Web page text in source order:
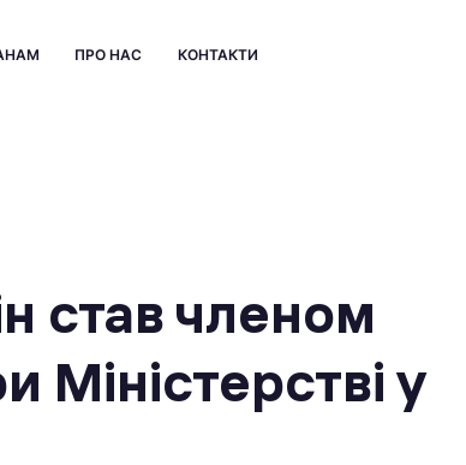
ПРО НАС КОНТАКТИ
став членом
Міністерстві у